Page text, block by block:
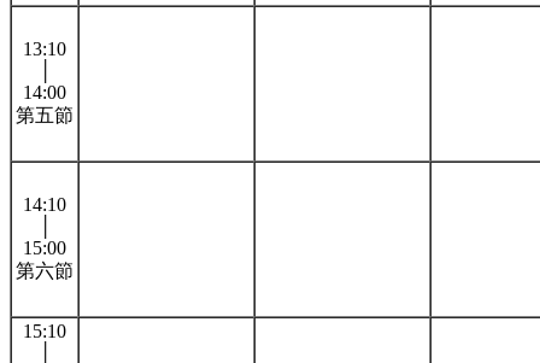
13:10
14:00
第五節
14:10
15:00
第六節
15:10